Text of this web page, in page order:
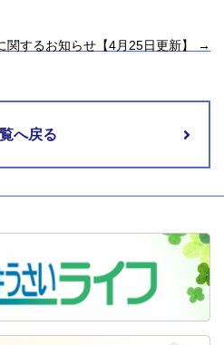
関するお知らせ【4月25日更新】 →
へ戻る